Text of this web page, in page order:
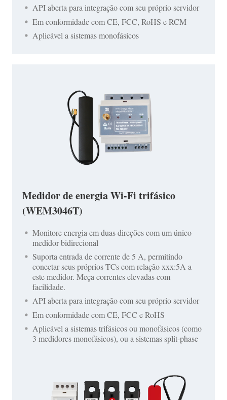
API aberta para integração com seu próprio servidor
Em conformidade com CE, FCC, RoHS e RCM
Aplicável a sistemas monofásicos
Medidor de energia Wi-Fi trifásico
(WEM3046T)
Monitore energia em duas direções com um único
medidor bidirecional
Suporta entrada de corrente de 5 A, permitindo
conectar seus próprios TCs com relação xxx:5A a
este medidor. Meça correntes elevadas com
facilidade.
API aberta para integração com seu próprio servidor
Em conformidade com CE, FCC e RoHS
Aplicável a sistemas trifásicos ou monofásicos (como
3 medidores monofásicos), ou a sistemas split-phase